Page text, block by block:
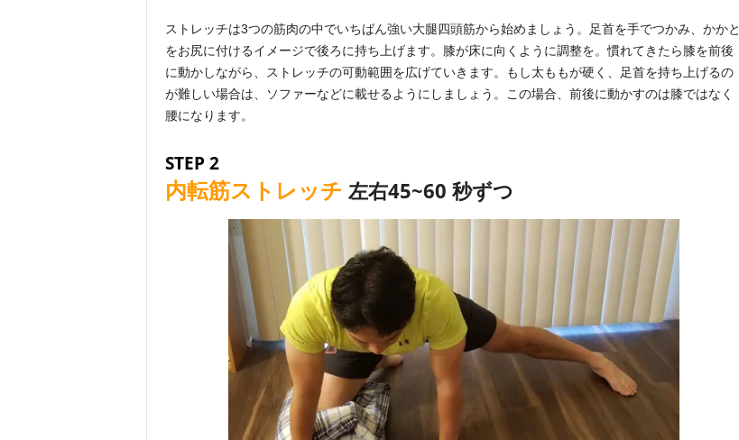
ストレッチは3つの筋肉の中でいちばん強い大腿四頭筋から始めましょう。足首を手でつかみ、かかと
をお尻に付けるイメージで後ろに持ち上げます。膝が床に向くように調整を。慣れてきたら膝を前後
に動かしながら、ストレッチの可動範囲を広げていきます。もし太ももが硬く、足首を持ち上げるの
が難しい場合は、ソファーなどに載せるようにしましょう。この場合、前後に動かすのは膝ではなく
腰になります。
STEP 2
内転筋ストレッチ 左右45~60 秒ずつ